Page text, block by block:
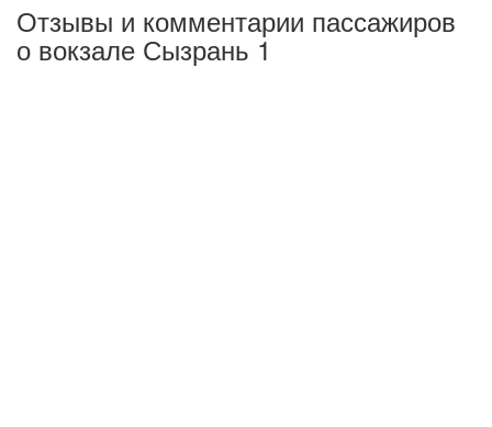
Отзывы и комментарии пассажиров
о вокзале Сызрань 1